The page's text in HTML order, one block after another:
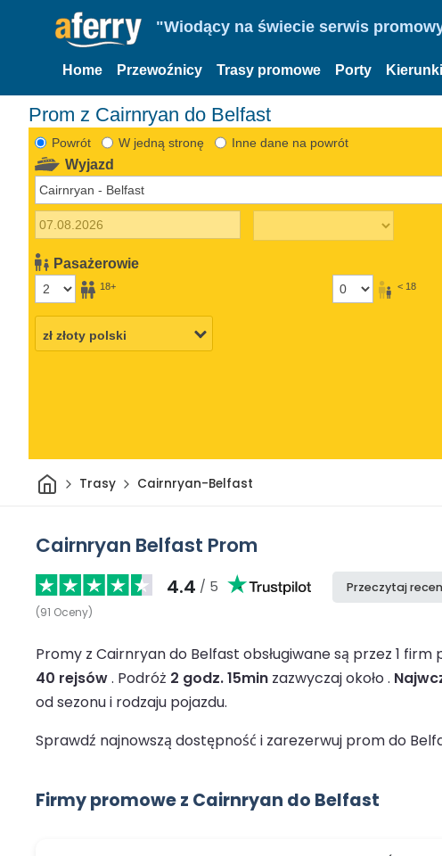
"Wiodący na świecie serwis
Home Przewoźnicy Trasy promowe Porty Kierunki
Prom z Cairnryan do Belfast
Powrót W jedną stronę Inne dane na powrót
Wyjazd
Pasażerowie
18+ < 18
DomTrasy Cairnryan-Belfast
Cairnryan Belfast Prom
4.4 / 5
(91 Oceny)
Przeczytaj
Promy z Cairnryan do Belfast obsługiwane są przez 1 firm
40 rejsów. Podróż 2 godz. 15min zazwyczaj około .
od sezonu i rodzaju pojazdu.
Sprawdź najnowszą dostępność i zarezerwuj prom do
Firmy promowe z Cairnryan do Belfast